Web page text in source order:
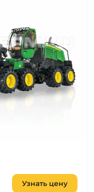
Узнать цену